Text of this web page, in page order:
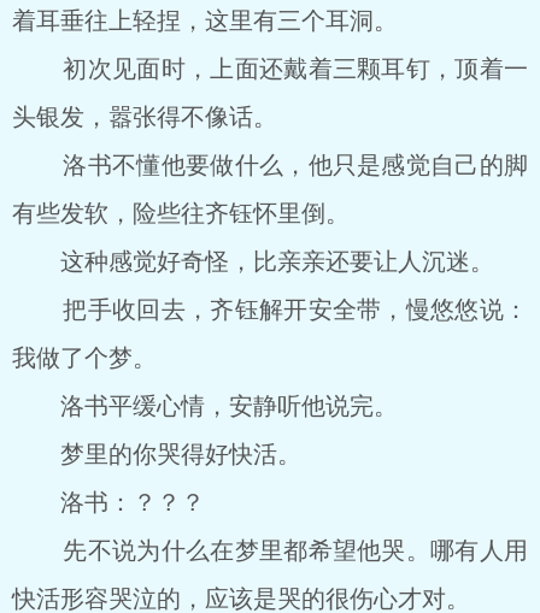
着耳垂往上轻捏，这里有三个耳洞。
初次见面时，上面还戴着三颗耳钉，顶着一
头银发，嚣张得不像话。
洛书不懂他要做什么，他只是感觉自己的脚
有些发软，险些往齐钰怀里倒。
这种感觉好奇怪，比亲亲还要让人沉迷。
把手收回去，齐钰解开安全带，慢悠悠说：
我做了个梦。
洛书平缓心情，安静听他说完。
梦里的你哭得好快活。
洛书：？？？
先不说为什么在梦里都希望他哭。哪有人用
快活形容哭泣的，应该是哭的很伤心才对。